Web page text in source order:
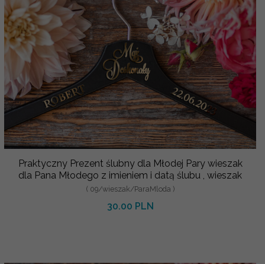
Praktyczny Prezent ślubny dla Młodej Pary wieszak
dla Pana Młodego z imieniem i datą ślubu , wieszak
( 09/wieszak/ParaMloda )
30.00 PLN